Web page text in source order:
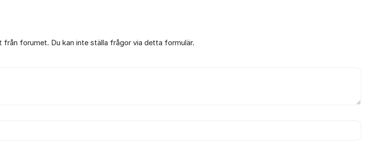
forumet. Du kan inte ställa frågor via detta formulär.